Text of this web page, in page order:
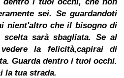
sei. Se guardandoti
nient'altro che il bisogno di
sarà sbagliata. Se al
la felicità,capirai di
Guarda dentro i tuoi occhi.
la tua strada.